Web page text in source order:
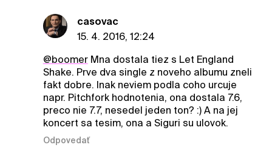
casovac
15. 4. 2016, 12:24
@boomerMna dostala tiez s Let England
Shake. Prve dva single z noveho albumu zneli
fakt dobre. Inak neviem podla coho urcuje
napr. Pitchfork hodnotenia, ona dostala 7.6,
preco nie 7.7, nesedel jeden ton? :) A na jej
koncert sa tesim, ona a Siguri su ulovok.
Odpovedať